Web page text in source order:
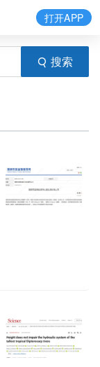
搜索
打开APP
美司美格鲁肽，
封面